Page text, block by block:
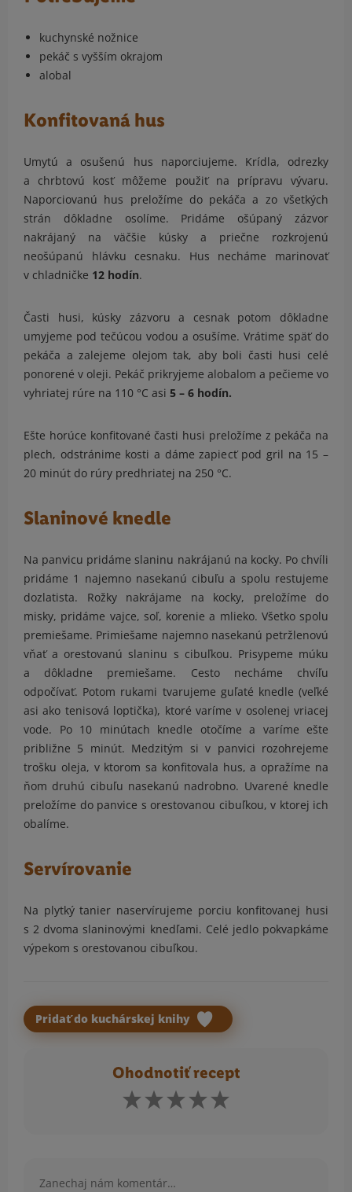
kuchynské nožnice
pekáč s vyšším okrajom
alobal
Konfitovaná hus
Umytú a osušenú hus naporciujeme. Krídla, odrezky
a chrbtovú kosť môžeme použiť na prípravu vývaru.
Naporciovanú hus preložíme do pekáča a zo všetkých
strán dôkladne osolíme. Pridáme ošúpaný zázvor
nakrájaný na väčšie kúsky a priečne rozkrojenú
neošúpanú hlávku cesnaku. Hus necháme marinovať
v chladničke 12 hodín.
Časti husi, kúsky zázvoru a cesnak potom dôkladne
umyjeme pod tečúcou vodou a osušíme. Vrátime späť do
pekáča a zalejeme olejom tak, aby boli časti husi celé
ponorené v oleji. Pekáč prikryjeme alobalom a pečieme vo
vyhriatej rúre na 110 °C asi 5 – 6 hodín.
Ešte horúce konfitované časti husi preložíme z pekáča na
plech, odstránime kosti a dáme zapiecť pod gril na 15 –
20 minút do rúry predhriatej na 250 °C.
Slaninové knedle
Na panvicu pridáme slaninu nakrájanú na kocky. Po chvíli
pridáme 1 najemno nasekanú cibuľu a spolu restujeme
dozlatista. Rožky nakrájame na kocky, preložíme do
misky, pridáme vajce, soľ, korenie a mlieko. Všetko spolu
premiešame. Primiešame najemno nasekanú petržlenovú
vňať a orestovanú slaninu s cibuľkou. Prisypeme múku
a dôkladne premiešame. Cesto necháme chvíľu
odpočívať. Potom rukami tvarujeme guľaté knedle (veľké
asi ako tenisová loptička), ktoré varíme v osolenej vriacej
vode. Po 10 minútach knedle otočíme a varíme ešte
približne 5 minút. Medzitým si v panvici rozohrejeme
trošku oleja, v ktorom sa konfitovala hus, a opražíme na
ňom druhú cibuľu nasekanú nadrobno. Uvarené knedle
preložíme do panvice s orestovanou cibuľkou, v ktorej ich
obalíme.
Servírovanie
Na plytký tanier naservírujeme porciu konfitovanej husi
s 2 dvoma slaninovými knedľami. Celé jedlo pokvapkáme
výpekom s orestovanou cibuľkou.
Pridať do kuchárskej knihy
Ohodnotiť recept